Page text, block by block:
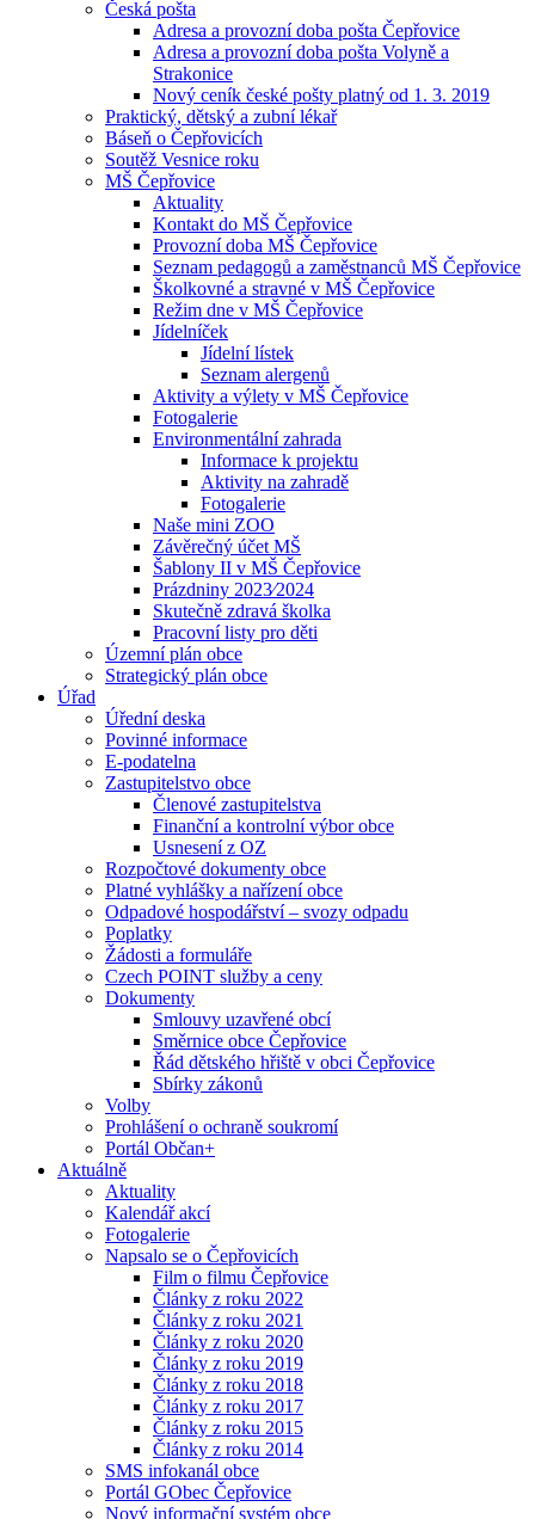
Česká pošta
Adresa a provozní doba pošta Čepřovice
Adresa a provozní doba pošta Volyně a
Strakonice
Nový ceník české pošty platný od 1. 3. 2019
Praktický, dětský a zubní lékař
Báseň o Čepřovicích
Soutěž Vesnice roku
MŠ Čepřovice
Aktuality
Kontakt do MŠ Čepřovice
Provozní doba MŠ Čepřovice
Seznam pedagogů a zaměstnanců MŠ Čepřovice
Školkovné a stravné v MŠ Čepřovice
Režim dne v MŠ Čepřovice
Jídelníček
Jídelní lístek
Seznam alergenů
Aktivity a výlety v MŠ Čepřovice
Fotogalerie
Environmentální zahrada
Informace k projektu
Aktivity na zahradě
Fotogalerie
Naše mini ZOO
Závěrečný účet MŠ
Šablony II v MŠ Čepřovice
Prázdniny 2023⁄2024
Skutečně zdravá školka
Pracovní listy pro děti
Územní plán obce
Strategický plán obce
Úřad
Úřední deska
Povinné informace
E-podatelna
Zastupitelstvo obce
Členové zastupitelstva
Finanční a kontrolní výbor obce
Usnesení z OZ
Rozpočtové dokumenty obce
Platné vyhlášky a nařízení obce
Odpadové hospodářství – svozy odpadu
Poplatky
Žádosti a formuláře
Czech POINT služby a ceny
Dokumenty
Smlouvy uzavřené obcí
Směrnice obce Čepřovice
Řád dětského hřiště v obci Čepřovice
Sbírky zákonů
Volby
Prohlášení o ochraně soukromí
Portál Občan+
Aktuálně
Aktuality
Kalendář akcí
Fotogalerie
Napsalo se o Čepřovicích
Film o filmu Čepřovice
Články z roku 2022
Články z roku 2021
Články z roku 2020
Články z roku 2019
Články z roku 2018
Články z roku 2017
Články z roku 2015
Články z roku 2014
SMS infokanál obce
Portál GObec Čepřovice
Nový informační systém obce